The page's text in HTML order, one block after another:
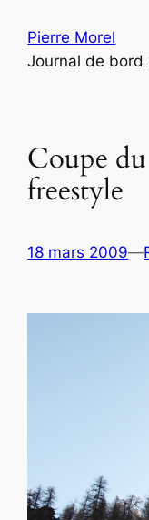
contenu
Pierre Morel
Journal de bord
Coupe
freestyle
18 mars 2009—